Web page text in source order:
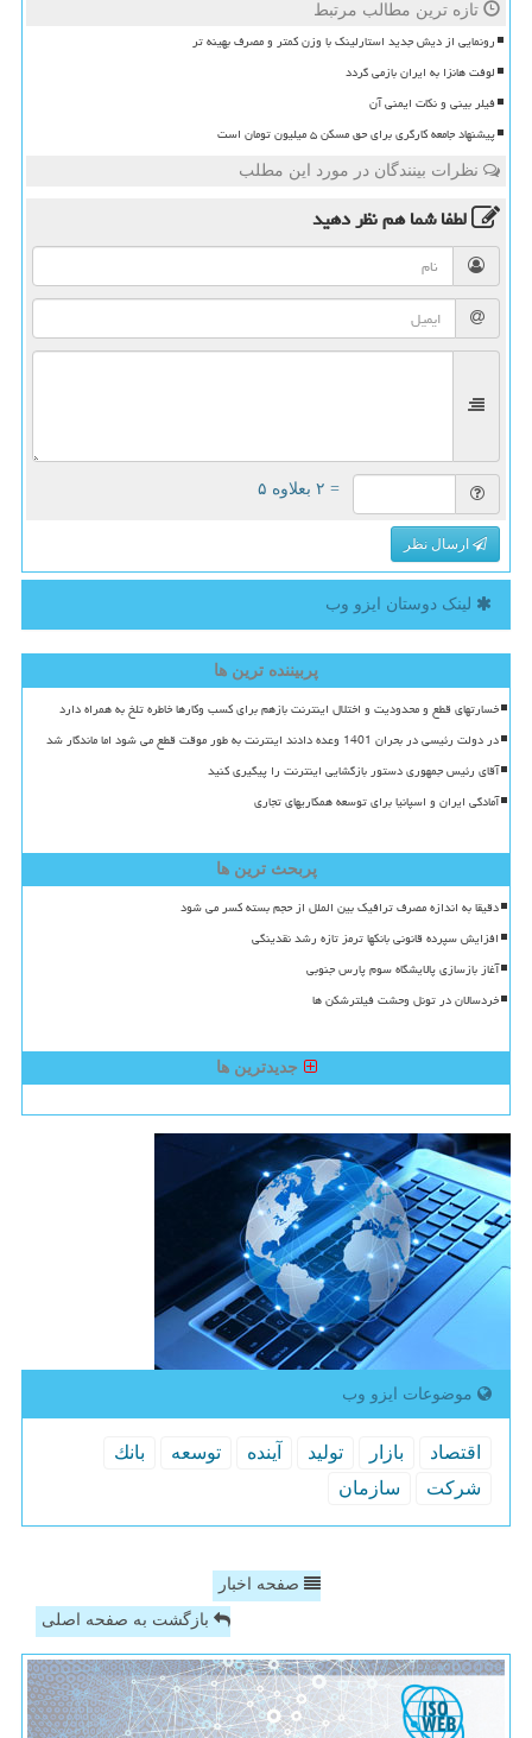
تازه ترین مطالب مرتبط
رونمایی از دیش جدید استارلینک با وزن کمتر و مصرف بهینه تر
لوفت هانزا به ایران بازمی گردد
فیلر بینی و نکات ایمنی آن
پیشنهاد جامعه کارگری برای حق مسکن ۵ میلیون تومان است
نظرات بینندگان در مورد این مطلب
لطفا شما همنظر دهید
= ۲ بعلاوه ۵
ارسال نظر
لینک دوستان ایزو وب
پربیننده ترین ها
خسارتهای قطع و محدودیت و اختلال اینترنت بازهم برای کسب وکارها خاطره تلخ به همراه دارد
در دولت رئیسی در بحران 1401 وعده دادند اینترنت به طور موقت قطع می شود اما ماندگار شد
آقای رئیس جمهوری دستور بازگشایی اینترنت را پیگیری کنید
آمادگی ایران و اسپانیا برای توسعه همکاریهای تجاری
پربحث ترین ها
دقیقا به اندازه مصرف ترافیک بین الملل از حجم بسته کسر می شود
افزایش سپرده قانونی بانکها ترمز تازه رشد نقدینگی
آغاز بازسازی پالایشگاه سوم پارس جنوبی
خردسالان در تونل وحشت فیلترشکن ها
جدیدترین ها
موضوعات ایزو وب
اقتصاد بازار تولید آینده توسعه
بانك
شركت
سازمان
صفحه اخبار
بازگشت به صفحه اصلی